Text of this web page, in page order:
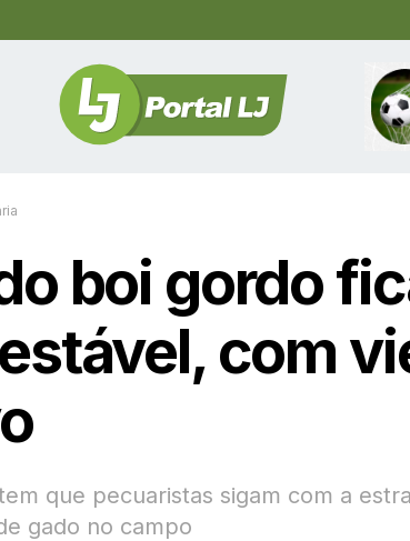
boi gordo
com
que pecuaristas sigam com a
gado no campo